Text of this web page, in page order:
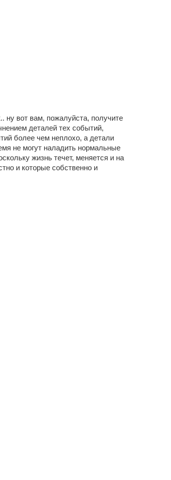
ну вот вам, пожалуйста, получите
деталей тех событий,
более чем неплохо, а детали
не могут наладить нормальные
жизнь течет, меняется и на
и которые собственно и